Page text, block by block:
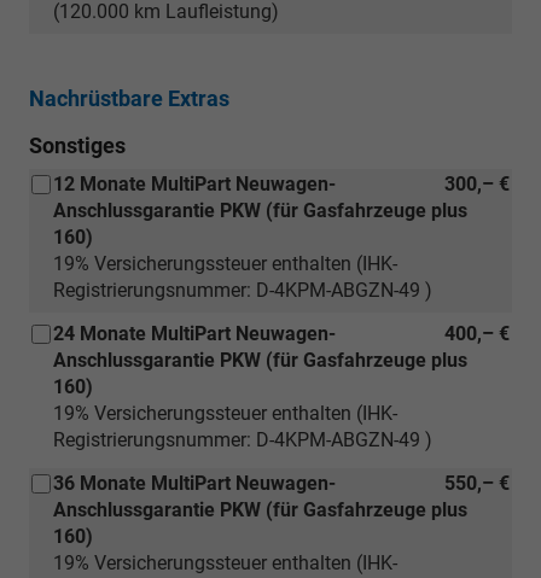
(120.000 km Laufleistung)
Nachrüstbare Extras
Sonstiges
300,– €
12 Monate MultiPart Neuwagen-
Anschlussgarantie PKW (für Gasfahrzeuge plus
160)
19% Versicherungssteuer enthalten (IHK-
Registrierungsnummer: D-4KPM-ABGZN-49 )
400,– €
24 Monate MultiPart Neuwagen-
Anschlussgarantie PKW (für Gasfahrzeuge plus
160)
19% Versicherungssteuer enthalten (IHK-
Registrierungsnummer: D-4KPM-ABGZN-49 )
550,– €
36 Monate MultiPart Neuwagen-
Anschlussgarantie PKW (für Gasfahrzeuge plus
160)
19% Versicherungssteuer enthalten (IHK-